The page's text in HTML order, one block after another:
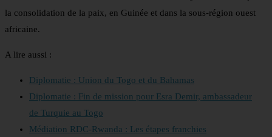
la consolidation de la paix, en Guinée et dans la sous-région ouest
africaine.
A lire aussi :
Diplomatie : Union du Togo et du Bahamas
Diplomatie : Fin de mission pour Esra Demir, ambassadeur
de Turquie au Togo
Médiation RDC-Rwanda : Les étapes franchies